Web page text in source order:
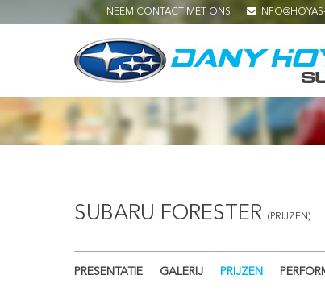
NEEM CONTACT MET ONS
SUBARU FORESTER (PRIJZEN)
PRESENTATIE GALERIJ PRIJZEN